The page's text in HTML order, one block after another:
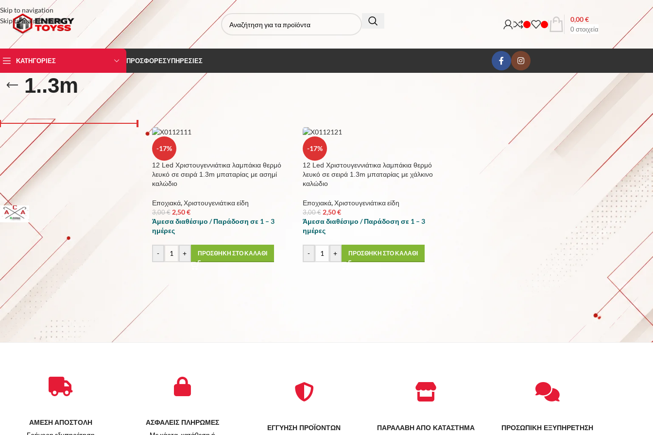
Skip to navigation
Skip to main content
0 στοιχεία
0,00€
ΚΑΤΗΓΟΡΙΕΣ ΠΡΟΣΦΟΡΕΣΥΠΗΡΕΣΙΕΣ
1..3m
ΤΙΜΗ
Price: 0 €—
ΚΑΤΑΣΚΕΥΑΣΤΗΣ
STOCK STATUS
Για την πώληση
Σε απόθεμα
Αρχική σελίδα
-17%
12 Led Χριστουγεννιάτικα λαμπάκια θερμό
λευκό σε σειρά 1.3m μπαταρίας με ασημί
καλώδιο
Εποχιακά,Χριστουγενιάτικα είδη
3,00€ 2,50€
Άμεσα διαθέσιμο / Παράδοση σε 1 – 3
ημέρες
- + ΠΡΟΣΘΗΚΗ ΣΤΟ ΚΑΛΑΘΙ
-17%
12 Led Χριστουγεννιάτικα λαμπάκια θερμό
λευκό σε σειρά 1.3m μπαταρίας με χάλκινο
καλώδιο
Εποχιακά,Χριστουγενιάτικα είδη
3,00€ 2,50€
Άμεσα διαθέσιμο / Παράδοση σε 1 – 3
ημέρες
- + ΠΡΟΣΘΗΚΗ ΣΤΟ ΚΑΛΑΘΙ
ΑΜΕΣΗ ΑΠΟΣΤΟΛΗ ΑΣΦΑΛΕΙΣ ΠΛΗΡΩΜΕΣ
ΕΓΓΥΗΣΗ ΠΡΟΪΟΝΤΩΝ ΠΑΡΑΛΑΒΗ ΑΠΟ ΚΑΤΑΣΤΗΜΑ ΠΡΟΣΩΠΙΚΗ ΕΞΥΠΗΡΕΤΗΣΗ